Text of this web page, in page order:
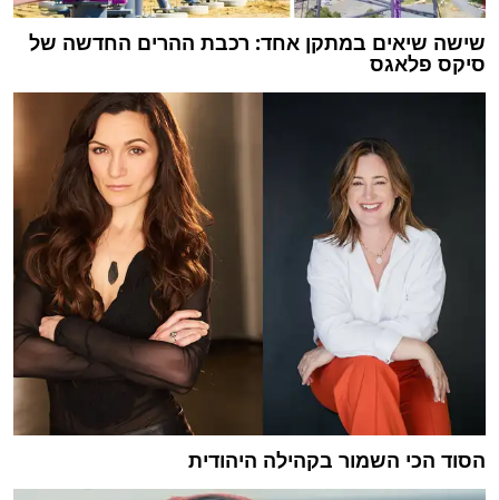
שישה שיאים במתקן אחד: רכבת ההרים החדשה של
סיקס פלאגס
הסוד הכי השמור בקהילה היהודית